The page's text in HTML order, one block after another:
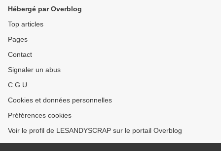
Hébergé par Overblog
Top articles
Pages
Contact
Signaler un abus
C.G.U.
Cookies et données personnelles
Préférences cookies
Voir le profil de LESANDYSCRAP sur le portail Overblog